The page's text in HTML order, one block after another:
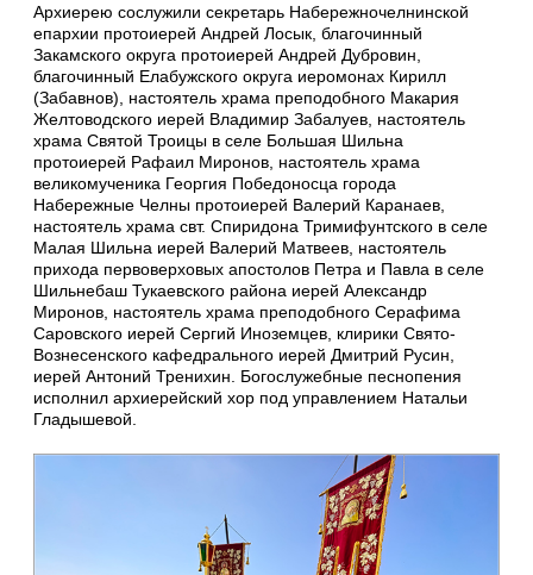
Архиерею сослужили секретарь Набережночелнинской
епархии протоиерей Андрей Лосык, благочинный
Закамского округа протоиерей Андрей Дубровин,
благочинный Елабужского округа иеромонах Кирилл
(Забавнов), настоятель храма преподобного Макария
Желтоводского иерей Владимир Забалуев, настоятель
храма Святой Троицы в селе Большая Шильна
протоиерей Рафаил Миронов, настоятель храма
великомученика Георгия Победоносца города
Набережные Челны протоиерей Валерий Каранаев,
настоятель храма свт. Спиридона Тримифунтского в селе
Малая Шильна иерей Валерий Матвеев, настоятель
прихода первоверховых апостолов Петра и Павла в селе
Шильнебаш Тукаевского района иерей Александр
Миронов, настоятель храма преподобного Серафима
Саровского иерей Сергий Иноземцев, клирики Свято-
Вознесенского кафедрального иерей Дмитрий Русин,
иерей Антоний Тренихин. Богослужебные песнопения
исполнил архиерейский хор под управлением Натальи
Гладышевой.